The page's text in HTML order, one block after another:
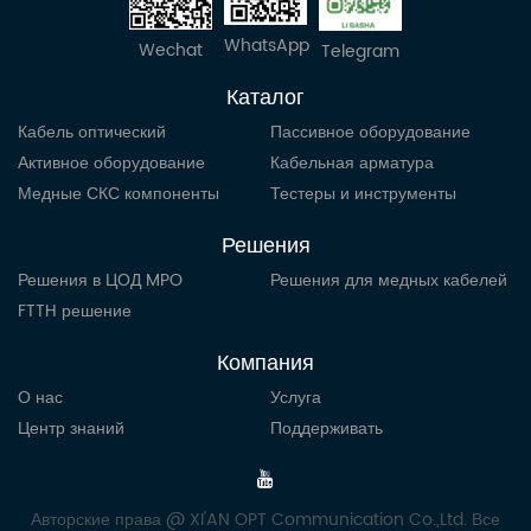
Wechat WhatsApp Telegram
Каталог
Кабель оптический
Пассивное оборудование
Активное оборудование
Кабельная арматура
Медные СКС компоненты
Тестеры и инструменты
Решения
Решения в ЦОД MPO
Решения для медных кабелей
FTTH решение
Компания
О нас
Услуга
Центр знаний
Поддерживать
Авторские права @ XI'AN OPT Communication Co.,Ltd. Все